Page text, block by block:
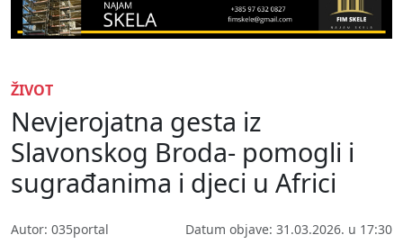
ŽIVOT
Nevjerojatna gesta iz
Slavonskog Broda- pomogli i
sugrađanima i djeci u Africi
Autor: 035portal Datum objave: 31.03.2026. u 17:30